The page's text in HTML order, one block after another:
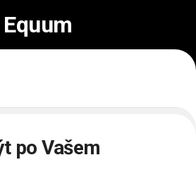
Equum
po Vašem